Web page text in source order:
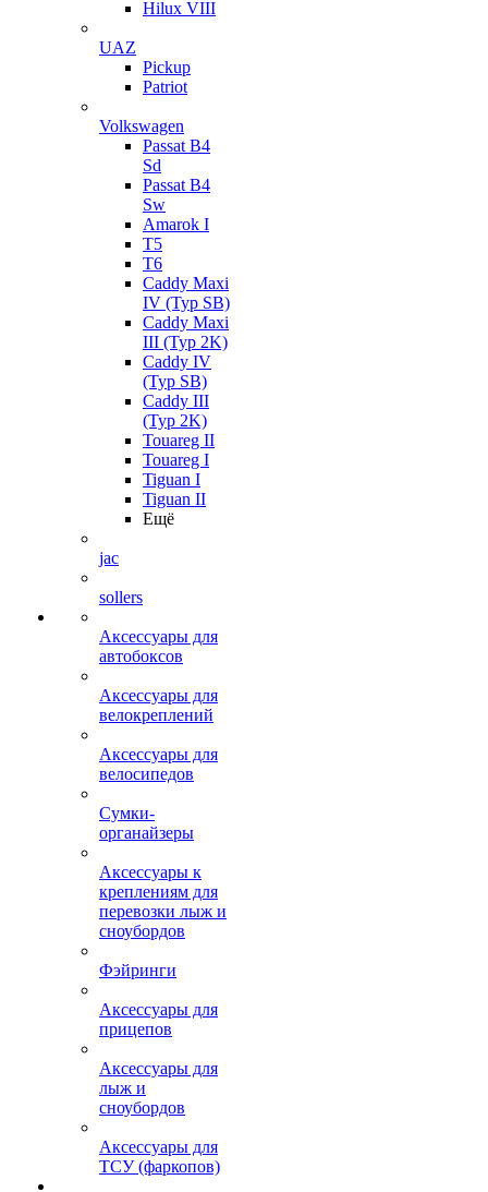
Hilux VIII
UAZ
Pickup
Patriot
Volkswagen
Passat B4
Sd
Passat B4
Sw
Amarok I
T5
T6
Caddy Maxi
IV (Typ SB)
Caddy Maxi
III (Typ 2K)
Caddy IV
(Typ SB)
Caddy III
(Typ 2K)
Touareg II
Touareg I
Tiguan I
Tiguan II
Ещё
jac
sollers
Аксессуары для
автобоксов
Аксессуары для
велокреплений
Аксессуары для
велосипедов
Сумки-
органайзеры
Аксессуары к
креплениям для
перевозки лыж и
сноубордов
Фэйринги
Аксессуары для
прицепов
Аксессуары для
лыж и
сноубордов
Аксессуары для
ТСУ (фаркопов)